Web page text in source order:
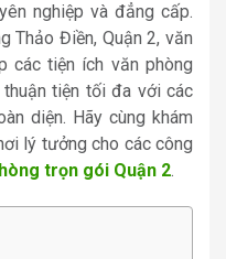
nghiệp và đẳng cấp.
Thảo Điền, Quận 2, văn
các tiện ích văn phòng
tiện tối đa với các
diện. Hãy cùng khám
lý tưởng cho các công
trọn gói Quận 2.